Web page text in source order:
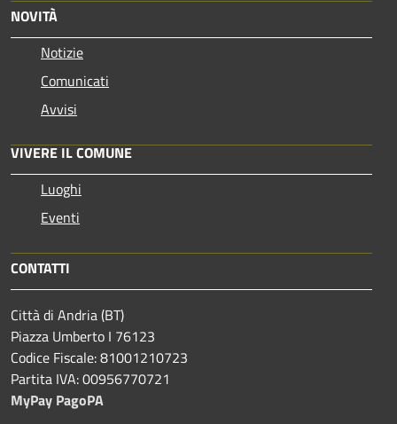
NOVITÀ
Notizie
Comunicati
Avvisi
VIVERE IL COMUNE
Luoghi
Eventi
CONTATTI
Città di Andria (BT)
Piazza Umberto I 76123
Codice Fiscale: 81001210723
Partita IVA: 00956770721
MyPay PagoPA